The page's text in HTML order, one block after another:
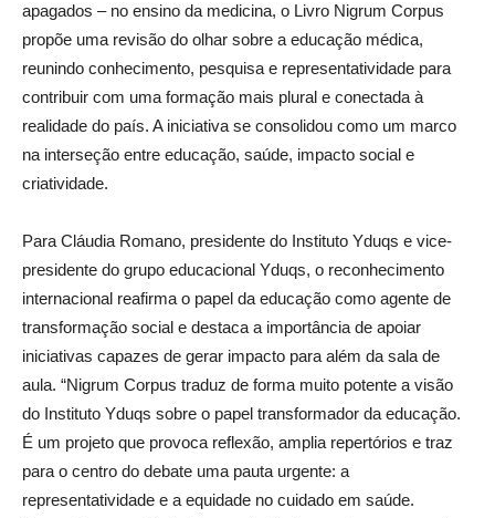
apagados – no ensino da medicina, o Livro Nigrum Corpus
propõe uma revisão do olhar sobre a educação médica,
reunindo conhecimento, pesquisa e representatividade para
contribuir com uma formação mais plural e conectada à
realidade do país. A iniciativa se consolidou como um marco
na interseção entre educação, saúde, impacto social e
criatividade.
Para Cláudia Romano, presidente do Instituto Yduqs e vice-
presidente do grupo educacional Yduqs, o reconhecimento
internacional reafirma o papel da educação como agente de
transformação social e destaca a importância de apoiar
iniciativas capazes de gerar impacto para além da sala de
aula. “Nigrum Corpus traduz de forma muito potente a visão
do Instituto Yduqs sobre o papel transformador da educação.
É um projeto que provoca reflexão, amplia repertórios e traz
para o centro do debate uma pauta urgente: a
representatividade e a equidade no cuidado em saúde.